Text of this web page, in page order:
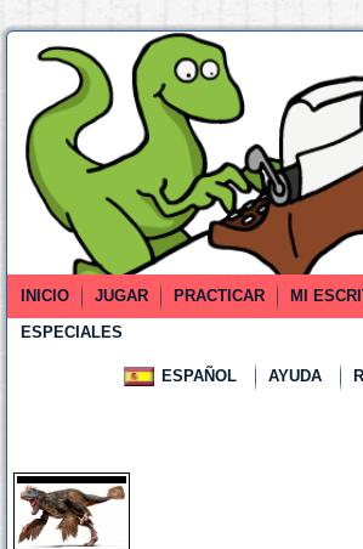
INICIO JUGAR PRACTICAR MI
ESPECIALES
ESPAÑOL AYUDA